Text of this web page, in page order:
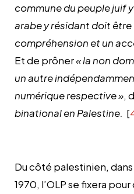
commune du peuple juif
arabe y résidant doit être
compréhension et un
Et de prôner« la non
un autre
numérique respective »,
binational en Palestine. [
Du côté palestinien,
1970, l’OLP se fixera